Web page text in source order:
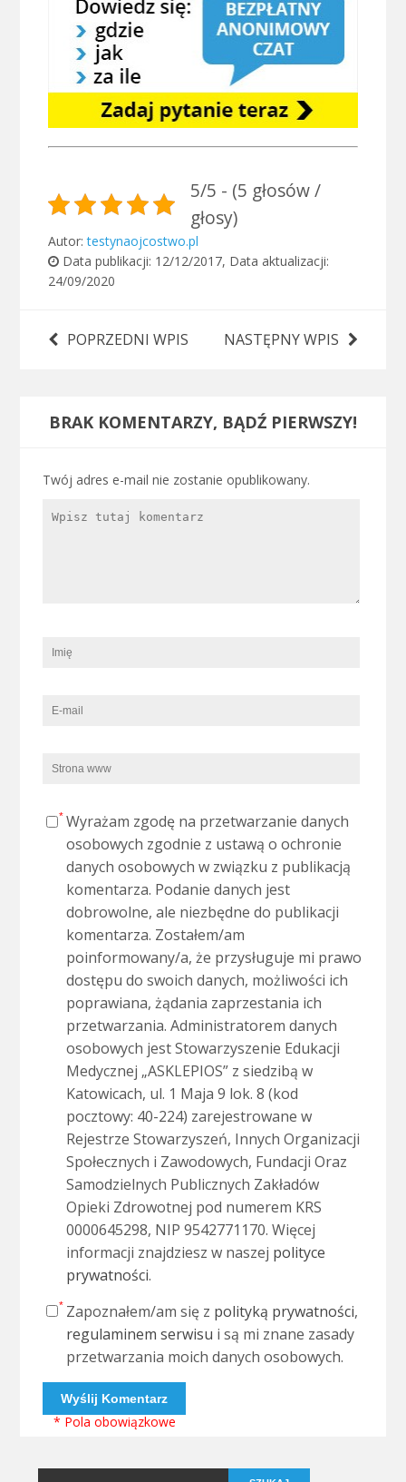
5/5 - (5 głosów /
głosy)
Autor:testynaojcostwo.pl
Data publikacji: 12/12/2017, Data aktualizacji:
24/09/2020
POPRZEDNI WPIS NASTĘPNY WPIS
BRAK KOMENTARZY, BĄDŹ PIERWSZY!
Twój adres e-mail nie zostanie opublikowany.
Wyrażam zgodę na przetwarzanie danych
osobowych zgodnie z ustawą o ochronie
danych osobowych w związku z publikacją
komentarza. Podanie danych jest
dobrowolne, ale niezbędne do publikacji
komentarza. Zostałem/am
poinformowany/a, że przysługuje mi prawo
dostępu do swoich danych, możliwości ich
poprawiana, żądania zaprzestania ich
przetwarzania. Administratorem danych
osobowych jest Stowarzyszenie Edukacji
Medycznej „ASKLEPIOS” z siedzibą w
Katowicach, ul. 1 Maja 9 lok. 8 (kod
pocztowy: 40-224) zarejestrowane w
Rejestrze Stowarzyszeń, Innych Organizacji
Społecznych i Zawodowych, Fundacji Oraz
Samodzielnych Publicznych Zakładów
Opieki Zdrowotnej pod numerem KRS
0000645298, NIP 9542771170. Więcej
informacji znajdziesz w naszej polityce
prywatności.
Zapoznałem/am się z polityką prywatności,
regulaminem serwisu i są mi znane zasady
przetwarzania moich danych osobowych.